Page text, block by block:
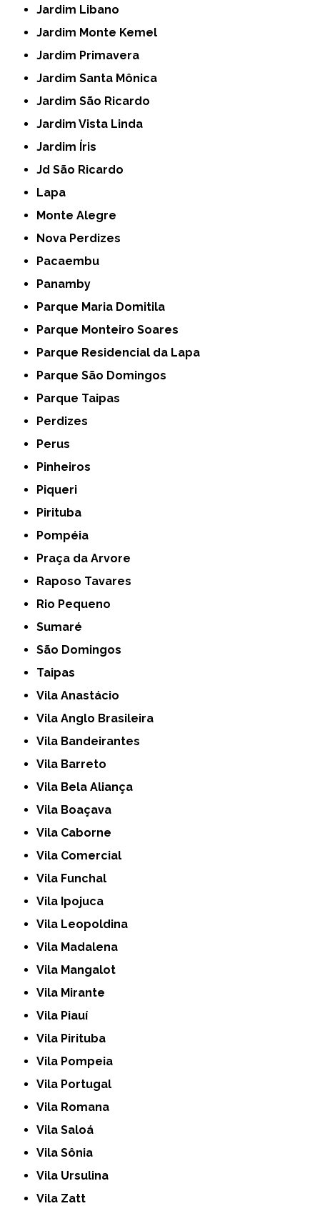
Jardim Libano
Jardim Monte Kemel
Jardim Primavera
Jardim Santa Mônica
Jardim São Ricardo
Jardim Vista Linda
Jardim Íris
Jd São Ricardo
Lapa
Monte Alegre
Nova Perdizes
Pacaembu
Panamby
Parque Maria Domitila
Parque Monteiro Soares
Parque Residencial da Lapa
Parque São Domingos
Parque Taipas
Perdizes
Perus
Pinheiros
Piqueri
Pirituba
Pompéia
Praça da Arvore
Raposo Tavares
Rio Pequeno
Sumaré
São Domingos
Taipas
Vila Anastácio
Vila Anglo Brasileira
Vila Bandeirantes
Vila Barreto
Vila Bela Aliança
Vila Boaçava
Vila Caborne
Vila Comercial
Vila Funchal
Vila Ipojuca
Vila Leopoldina
Vila Madalena
Vila Mangalot
Vila Mirante
Vila Piauí
Vila Pirituba
Vila Pompeia
Vila Portugal
Vila Romana
Vila Saloá
Vila Sônia
Vila Ursulina
Vila Zatt